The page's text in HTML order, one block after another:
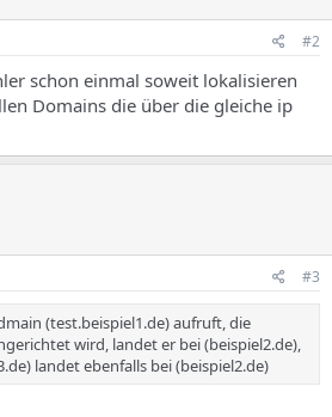
#2
schon einmal soweit lokalisieren
Domains die über die gleiche ip
#3
(test.beispiel1.de) aufruft, die
wird, landet er bei (beispiel2.de),
landet ebenfalls bei (beispiel2.de)